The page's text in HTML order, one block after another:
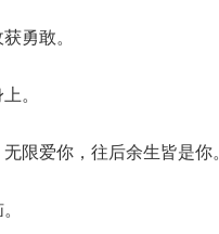
勇敢。
。
限爱你，往后余生皆是你。